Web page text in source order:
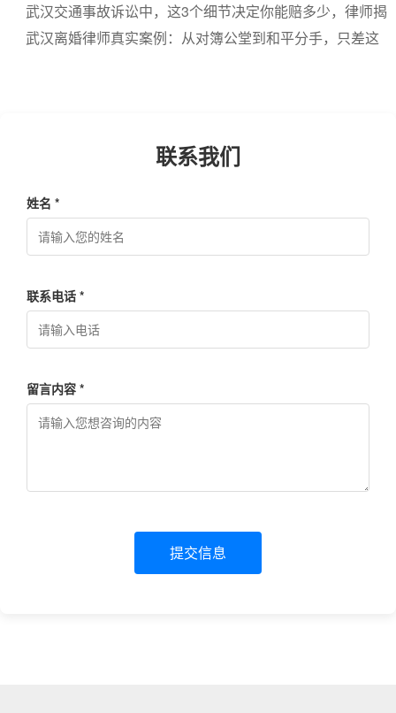
都踩过
武汉交通事故诉讼中，这3个细节决定你能赔多少，律师揭
秘
武汉离婚律师真实案例：从对簿公堂到和平分手，只差这
联系我们
姓名 *
联系电话 *
留言内容 *
提交信息